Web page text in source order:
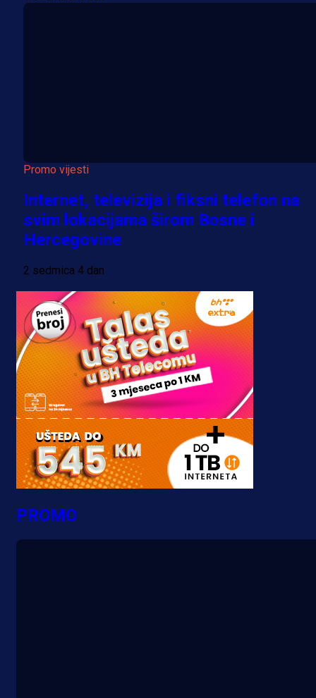
Promo vijesti
Internet, televizija i fiksni telefon na
svim lokacijama širom Bosne i
Hercegovine
2 sedmica 4 dan
PROMO